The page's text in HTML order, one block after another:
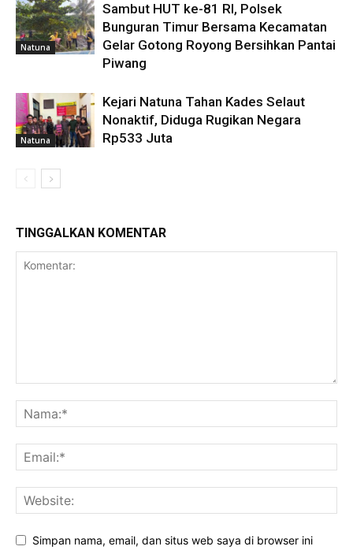
Natuna
Sambut HUT ke-81 RI, Polsek
Bunguran Timur Bersama Kecamatan
Gelar Gotong Royong Bersihkan Pantai
Piwang
Natuna
Kejari Natuna Tahan Kades Selaut
Nonaktif, Diduga Rugikan Negara
Rp533 Juta
TINGGALKAN KOMENTAR
Simpan nama, email, dan situs web saya di browser ini